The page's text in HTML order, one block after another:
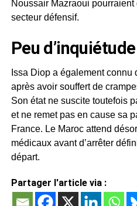
Noussair Mazraoui
secteur défensif.
Peu
Issa Diop a également
après avoir souffert de
Son état ne suscite toutefois
et ne remet pas en cause sa
France. Le Maroc attend
médicaux avant d’arrêter
départ.
Partager l'article via :